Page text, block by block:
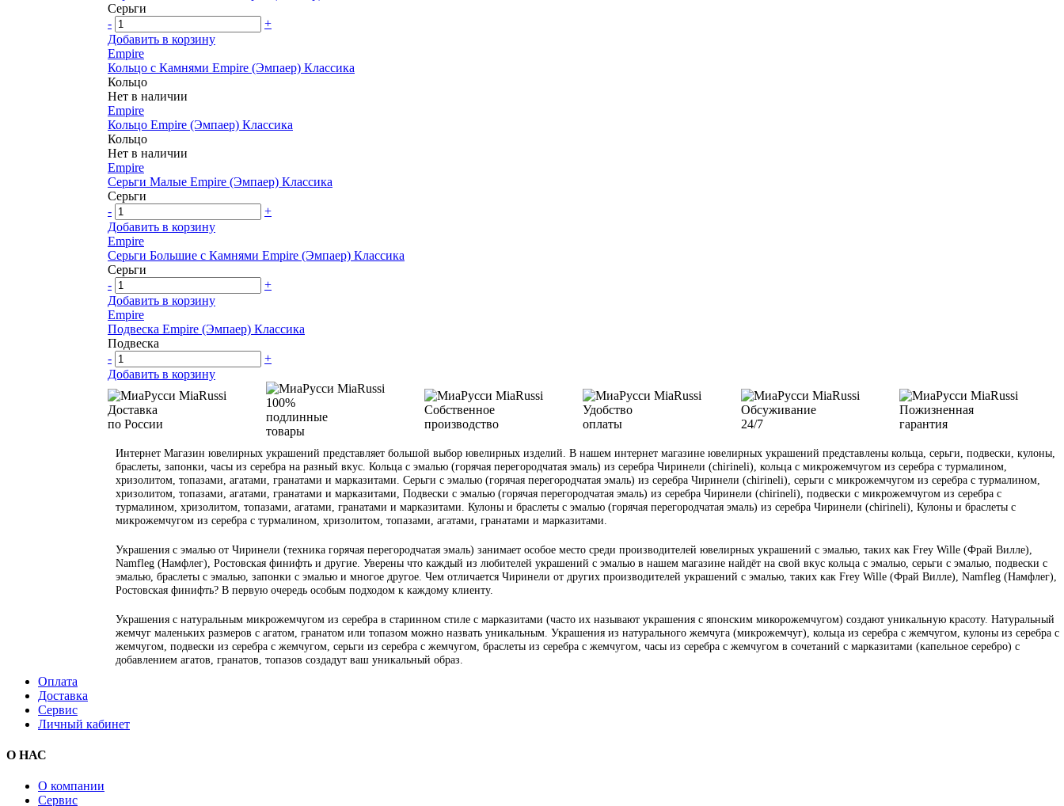
Серьги
-
+
Добавить в корзину
Empire
Кольцо с Камнями Empire (Эмпаер) Классика
Кольцо
Нет в наличии
Empire
Кольцо Empire (Эмпаер) Классика
Кольцо
Нет в наличии
Empire
Серьги Малые Empire (Эмпаер) Классика
Серьги
-
+
Добавить в корзину
Empire
Серьги Большие с Камнями Empire (Эмпаер) Классика
Серьги
-
+
Добавить в корзину
Empire
Подвеска Empire (Эмпаер) Классика
Подвеска
-
+
Добавить в корзину
Доставка
по России
100%
подлинные
товары
Собственное
производство
Удобство
оплаты
Обсуживание
24/7
Пожизненная
гарантия
Интернет Магазин ювелирных украшений представляет большой выбор ювелирных изделий. В нашем интернет магазине ювелирных украшений представлены кольца, серьги, подвески, кулоны,
браслеты, запонки, часы из серебра на разный вкус. Кольца с эмалью (горячая перегородчатая эмаль) из серебра Чиринели (chirineli), кольца с микрожемчугом из серебра с турмалином,
хризолитом, топазами, агатами, гранатами и марказитами. Серьги с эмалью (горячая перегородчатая эмаль) из серебра Чиринели (chirineli), серьги с микрожемчугом из серебра с турмалином,
хризолитом, топазами, агатами, гранатами и марказитами, Подвески с эмалью (горячая перегородчатая эмаль) из серебра Чиринели (chirineli), подвески с микрожемчугом из серебра с
турмалином, хризолитом, топазами, агатами, гранатами и марказитами. Кулоны и браслеты с эмалью (горячая перегородчатая эмаль) из серебра Чиринели (chirineli), Кулоны и браслеты с
микрожемчугом из серебра с турмалином, хризолитом, топазами, агатами, гранатами и марказитами.
Украшения с эмалью от Чиринели (техника горячая перегородчатая эмаль) занимает особое место среди производителей ювелирных украшений с эмалью, таких как Frey Wille (Фрай Вилле),
Namfleg (Намфлег), Ростовская финифть и другие. Уверены что каждый из любителей украшений с эмалью в нашем магазине найдёт на свой вкус кольца с эмалью, серьги с эмалью, подвески с
эмалью, браслеты с эмалью, запонки с эмалью и многое другое. Чем отличается Чиринели от других производителей украшений с эмалью, таких как Frey Wille (Фрай Вилле), Namfleg (Намфлег),
Ростовская финифть? В первую очередь особым подходом к каждому клиенту.
Украшения с натуральным микрожемчугом из серебра в старинном стиле с марказитами (часто их называют украшения с японским микорожемчугом) создают уникальную красоту. Натуральный
жемчуг маленьких размеров с агатом, гранатом или топазом можно назвать уникальным. Украшения из натурального жемчуга (микрожемчуг), кольца из серебра с жемчугом, кулоны из серебра с
жемчугом, подвески из серебра с жемчугом, серьги из серебра с жемчугом, браслеты из серебра с жемчугом, часы из серебра с жемчугом в сочетаний с марказитами (капельное серебро) с
добавлением агатов, гранатов, топазов создадут ваш уникальный образ.
Оплата
Доставка
Сервис
Личный кабинет
О НАС
О компании
Сервис